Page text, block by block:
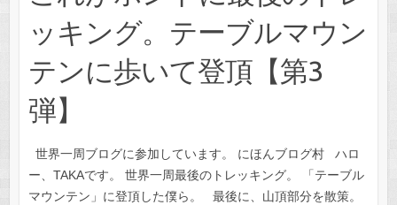
ッキング。テーブルマウン
テンに歩いて登頂【第3
弾】
世界一周ブログに参加しています。 にほんブログ村 ハロ
ー、TAKAです。 世界一周最後のトレッキング。 「テーブル
マウンテン」に登頂した僕ら。 最後に、山頂部分を散策。